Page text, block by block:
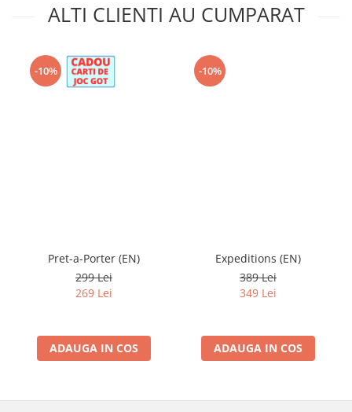
ALTI CLIENTI AU CUMPARAT
-10%
Pret-a-Porter (EN)
299 Lei
269 Lei
ADAUGA IN COS
-10%
Expeditions (EN)
389 Lei
349 Lei
ADAUGA IN COS